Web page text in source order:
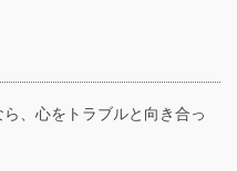
、心をトラブルと向き合っ